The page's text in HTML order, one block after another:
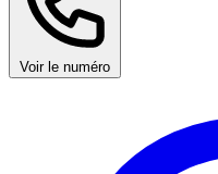
Voir le numéro